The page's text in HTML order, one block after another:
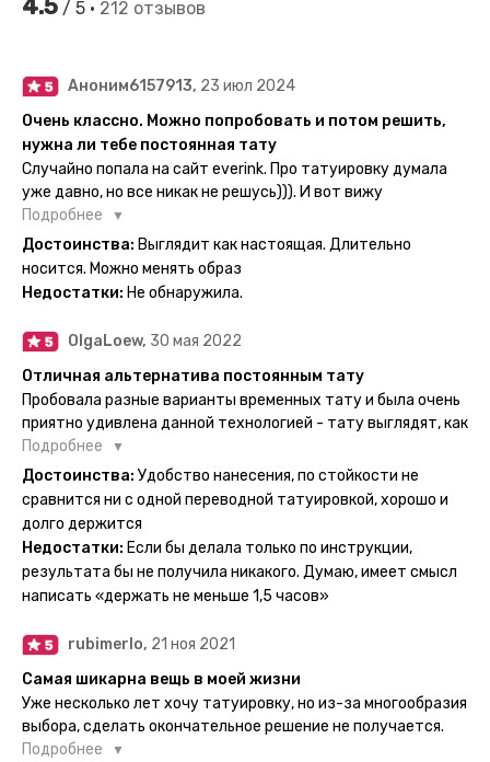
4.5 / 5 • 212 отзывов
Аноним6157913, 23 июл 2024
Очень классно. Можно попробовать и потом решить,
нужна ли тебе постоянная тату
Случайно попала на сайт everink. Про татуировку думала
уже давно, но все никак не решусь))). И вот вижу
великолепный каталог everink. Тату на любой вкус.
Заказала и не пожалела. Супер. Выглядит как настоящая.
Посмотрю как булет ы носке. Обязательно закажу ещё.
Подробнее
Достоинства: Выглядит как настоящая. Длительно
носится. Можно менять образ
Недостатки: Не обнаружила.
OlgaLoew, 30 мая 2022
Отличная альтернатива постоянным тату
Пробовала разные варианты временных тату и была очень
приятно удивлена данной технологией - тату выглядят, как
настоящие, и не тускнеют больше недели даже несмотря
на контакты с водой! На сайте очень большой выбор по
тематике и размерам, быстрая доставка. Заказывала сразу
очередного рисунка у меня на руке друзья до сих пор
каждый раз уточняют, временная ли тату или я всё-таки
решила себе что-то набить :) Т. к. если следовать
инструкции, то её действительно не отличить от
настоящей. Главное, не стараться перевести большую
тату на какой-то маленький участок кожи (например,
запястье) - вследствие чего могут плохо отпечататься
какие-то части рисунка. Но это, скажем так, риски, которые
вы берёте на себя сами ;)
Подробнее
Достоинства: Удобство нанесения, по стойкости не
сравнится ни с одной переводной татуировкой, хорошо и
долго держится
Недостатки: Если бы делала только по инструкции,
результата бы не получила никакого. Думаю, имеет смысл
написать «держать не меньше 1,5 часов»
rubimerlo, 21 ноя 2021
Самая шикарна вещь в моей жизни
Уже несколько лет хочу татуировку, но из-за многообразия
выбора, сделать окончательное решение не получается.
Поэтому everink стали для меня настоящей находкой. Как
Подробнее